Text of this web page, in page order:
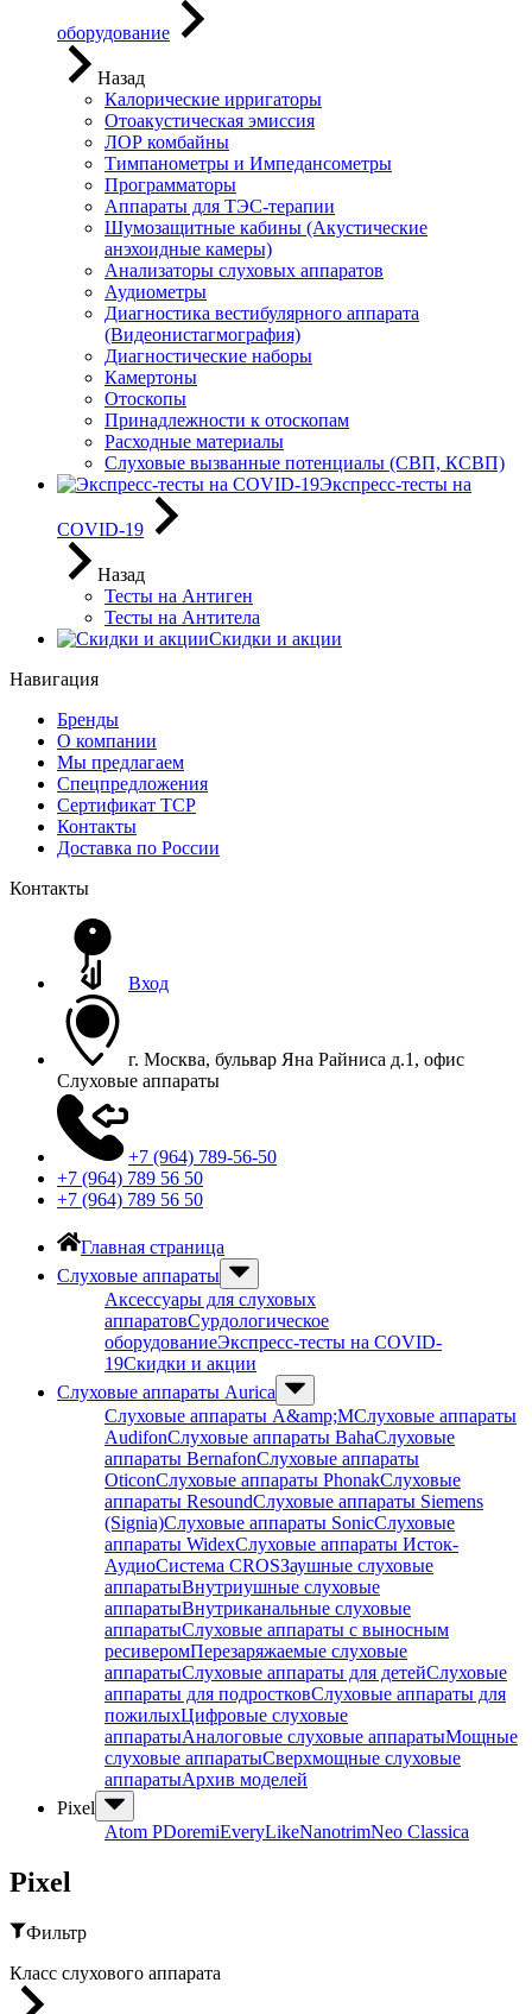
оборудование
Назад
Калорические ирригаторы
Отоакустическая эмиссия
ЛОР комбайны
Тимпанометры и Импедансометры
Программаторы
Аппараты для ТЭС-терапии
Шумозащитные кабины (Акустические
анэхоидные камеры)
Анализаторы слуховых аппаратов
Аудиометры
Диагностика вестибулярного аппарата
(Видеонистагмография)
Диагностические наборы
Камертоны
Отоскопы
Принадлежности к отоскопам
Расходные материалы
Слуховые вызванные потенциалы (СВП, КСВП)
Экспресс-тесты на
COVID-19
Назад
Тесты на Антиген
Тесты на Антитела
Скидки и акции
Навигация
Бренды
О компании
Мы предлагаем
Спецпредложения
Сертификат ТСР
Контакты
Доставка по России
Контакты
Вход
г. Москва, бульвар Яна Райниса д.1, офис
Слуховые аппараты
+7 (964) 789-56-50
+7 (964) 789 56 50
+7 (964) 789 56 50
Главная страница
Слуховые аппараты
Аксессуары для слуховых
аппаратовСурдологическое
оборудованиеЭкспресс-тесты на COVID-
19Скидки и акции
Слуховые аппараты Aurica
Слуховые аппараты A&amp;MСлуховые аппараты
AudifonСлуховые аппараты BahaСлуховые
аппараты BernafonСлуховые аппараты
OticonСлуховые аппараты PhonakСлуховые
аппараты ResoundСлуховые аппараты Siemens
(Signia)Слуховые аппараты SonicСлуховые
аппараты WidexСлуховые аппараты Исток-
АудиоСистема CROSЗаушные слуховые
аппаратыВнутриушные слуховые
аппаратыВнутриканальные слуховые
аппаратыСлуховые аппараты с выносным
ресиверомПерезаряжаемые слуховые
аппаратыСлуховые аппараты для детейСлуховые
аппараты для подростковСлуховые аппараты для
пожилыхЦифровые слуховые
аппаратыАналоговые слуховые аппаратыМощные
слуховые аппаратыСверхмощные слуховые
аппаратыАрхив моделей
Pixel
Atom PDoremiEveryLikeNanotrimNeo Classica
Pixel
Фильтр
Класс слухового аппарата